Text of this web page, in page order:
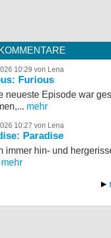
10:29 von Lena
Furious
neueste Episode war
mehr
10:27 von Lena
Paradise
immer hin- und
mehr